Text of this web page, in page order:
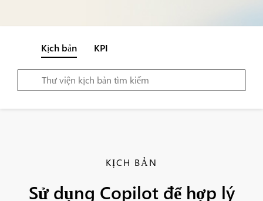
Kịch bản KPI
KỊCH BẢN
Sử dụng Copilot để hợp lý